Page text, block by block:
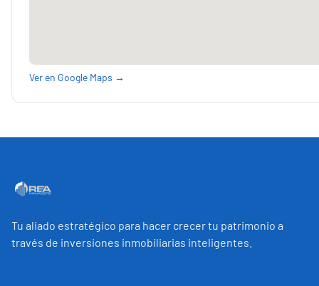
Ver en Google Maps →
Tu aliado estratégico para hacer crecer tu patrimonio a
través de inversiones inmobiliarias inteligentes.